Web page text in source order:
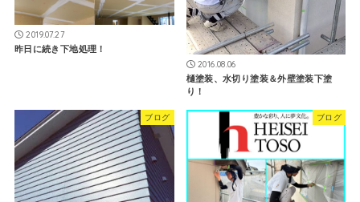
2019.07.27
昨日に続き下地処理！
2016.08.06
樋塗装、水切り塗装＆外壁塗装下塗
り！
ブログ ブログ